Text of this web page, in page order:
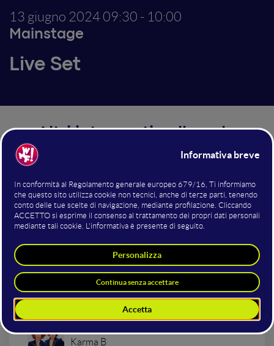
13 giugno 2024 09:30 - 10:00
Mainstage
Live Set
Altri interventi nella sala
Co-Hosting
Cosmano Lombardo
WMF - We Make Future
Veronica Maffei
Karma B